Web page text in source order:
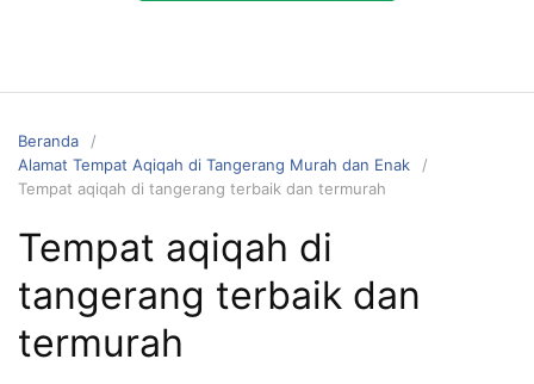
Beranda
Alamat Tempat Aqiqah di Tangerang Murah dan Enak
Tempat aqiqah di tangerang terbaik dan termurah
Tempat aqiqah di
tangerang terbaik dan
termurah